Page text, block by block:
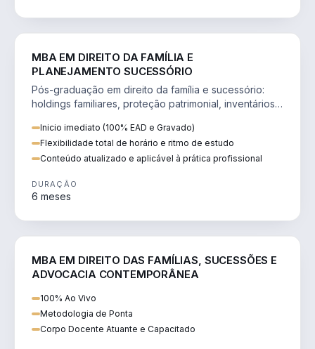
MBA EM DIREITO DA FAMÍLIA E
PLANEJAMENTO SUCESSÓRIO
Pós-graduação em direito da família e sucessório:
holdings familiares, proteção patrimonial, inventários
Inicio imediato (100% EAD e Gravado)
Flexibilidade total de horário e ritmo de estudo
Conteúdo atualizado e aplicável à prática profissional
DURAÇÃO
6 meses
MBA EM DIREITO DAS FAMÍLIAS, SUCESSÕES E
ADVOCACIA CONTEMPORÂNEA
100% Ao Vivo
Metodologia de Ponta
Corpo Docente Atuante e Capacitado